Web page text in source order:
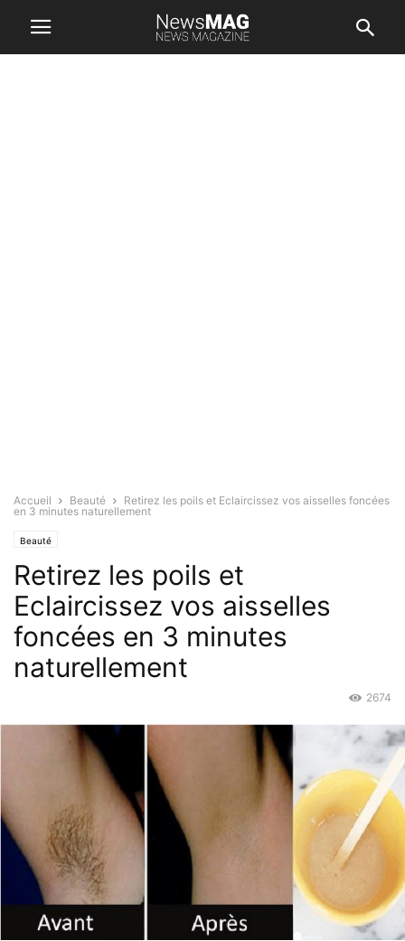
Accueil Beauté
Retirez les poils et Eclaircissez vos aisselles foncées
en 3 minutes naturellement
Beauté
Retirez les poils et
Eclaircissez vos aisselles
foncées en 3 minutes
naturellement
2674